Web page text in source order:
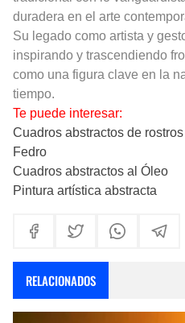
duradera en el arte
Su legado como artista y
inspirando y trascendiendo
como una figura clave en la
tiempo.
Te puede interesar:
Cuadros abstractos de
Fedro
Cuadros abstractos al Óleo
Pintura artística abstracta
RELACIONADOS